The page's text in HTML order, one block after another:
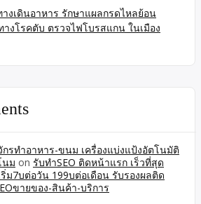
งเดินอาหาร รักษาแผลกรดไหลย้อน
งโรคตับ ตรวจไฟโบรสแกน ในเมือง
รทำอาหาร-ขนม เครื่องแบ่งแป้งอัตโนมัติ
นม on รับทำSEO ติดหน้าแรก เร็วที่สุด
ริ่ม7บต่อวัน 199บต่อเดือน รับรองผลติด
ขายของ-สินค้า-บริการ